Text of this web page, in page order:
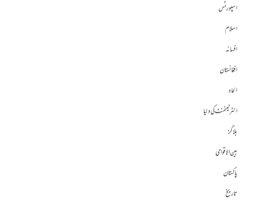
اسپورٹس
اسلام
افسانہ
افغانستان
الحاد
انٹرٹینمنٹ کی دنیا
بلاگز
بین الاقوامی
پاکستان
تاریخ